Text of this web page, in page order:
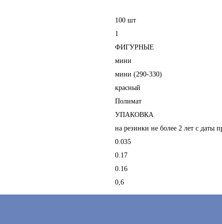
100 шт
1
ФИГУРНЫЕ
мини
мини (290-330)
красный
Полимат
УПАКОВКА
на резинки не более 2 лет с даты
0.035
0.17
0.16
0,6